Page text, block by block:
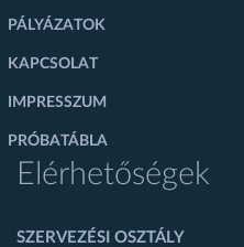
PÁLYÁZATOK
KAPCSOLAT
IMPRESSZUM
PRÓBATÁBLA
Elérhetőségek
SZERVEZÉSI OSZTÁLY